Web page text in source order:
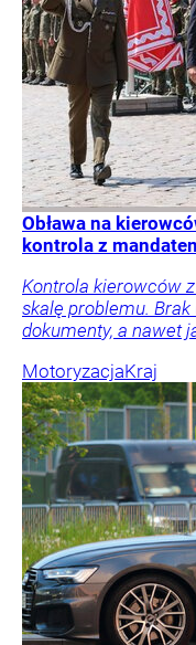
Obława na
kontrola z
Kontrola kierowców z
skalę problemu.
dokumenty, a nawet
MotoryzacjaKraj